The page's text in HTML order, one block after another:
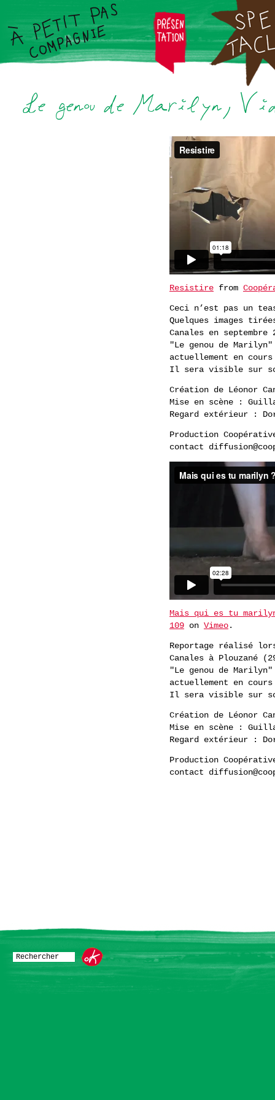
Resistire from
Ceci n’est pas un
Quelques images
Canales en septembre
"Le genou de
actuellement en
Il sera visible sur
Création de Léonor
Mise en scène :
Regard extérieur :
Production
contact
Mais qui es tu
109 on Vimeo .
Reportage réalisé
Canales à Plouzané
"Le genou de
actuellement en
Il sera visible sur
Création de Léonor
Mise en scène :
Regard extérieur :
Production
contact